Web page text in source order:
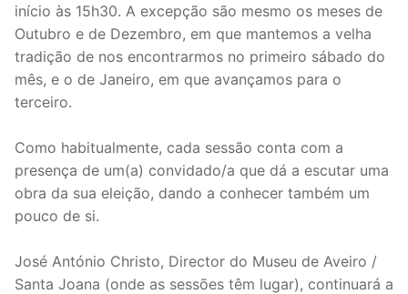
início às 15h30. A excepção são mesmo os meses de
Outubro e de Dezembro, em que mantemos a velha
tradição de nos encontrarmos no primeiro sábado do
mês, e o de Janeiro, em que avançamos para o
terceiro.
Como habitualmente, cada sessão conta com a
presença de um(a) convidado/a que dá a escutar uma
obra da sua eleição, dando a conhecer também um
pouco de si.
José António Christo, Director do Museu de Aveiro /
Santa Joana (onde as sessões têm lugar), continuará a